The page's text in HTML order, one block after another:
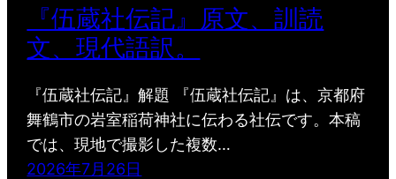
『伍蔵社伝記』原文、訓読
文、現代語訳。
『伍蔵社伝記』解題 『伍蔵社伝記』は、京都府
舞鶴市の岩室稲荷神社に伝わる社伝です。本稿
では、現地で撮影した複数…
2026年7月26日